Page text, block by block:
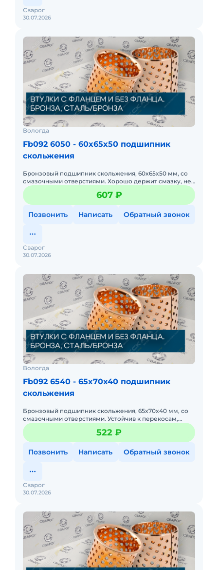
30.07.2026
Сварог
Вологда
Fb092 6050 - 60x65x50 подшипник
скольжения
Бронзовый подшипник скольжения, 60x65x50 мм, со
смазочными отверстиями. Хорошо держит смазку, не
требует частого обслуживания. Подходит для
шарниров стреловой г
607 ₽
Позвонить Написать Обратный звонок
30.07.2026
Сварог
Вологда
Fb092 6540 - 65x70x40 подшипник
скольжения
Бронзовый подшипник скольжения, 65x70x40 мм, со
смазочными отверстиями. Устойчив к перекосам,
подходит для мобильной техники (краны, автовышки).
522 ₽
Позвонить Написать Обратный звонок
30.07.2026
Сварог